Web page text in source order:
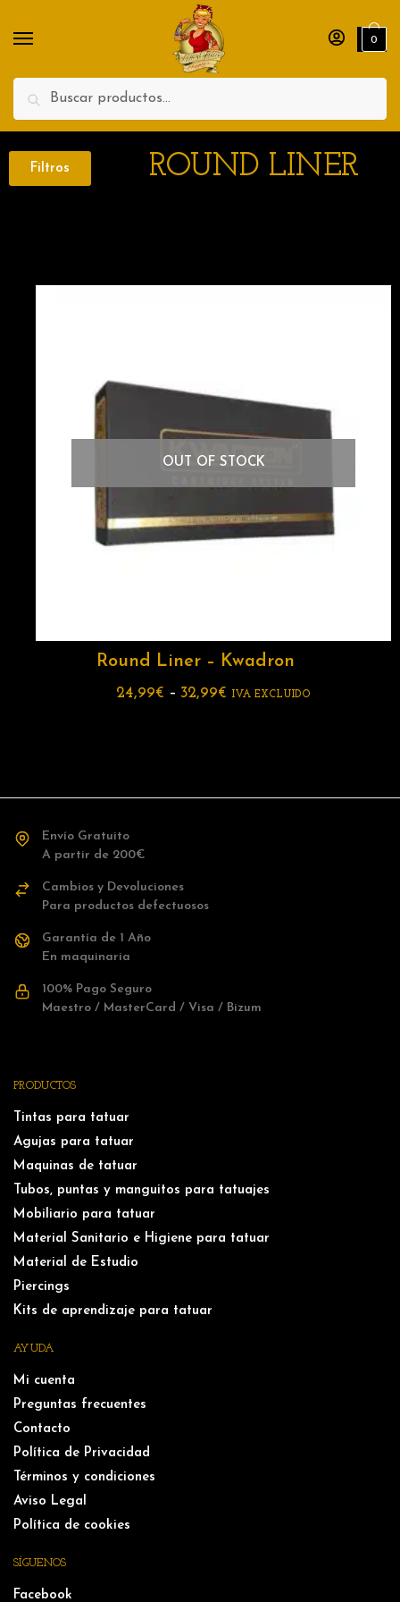
Search
0
Filtros ROUND LINER
OUT OF STOCK
Round Liner – Kwadron
24,99€ – 32,99€ IVA EXCLUIDO
Envío Gratuito
A partir de 200€
Cambios y Devoluciones
Para productos defectuosos
Garantía de 1 Año
En maquinaria
100% Pago Seguro
Maestro / MasterCard / Visa / Bizum
PRODUCTOS
Tintas para tatuar
Agujas para tatuar
Maquinas de tatuar
Tubos, puntas y manguitos para tatuajes
Mobiliario para tatuar
Material Sanitario e Higiene para tatuar
Material de Estudio
Piercings
Kits de aprendizaje para tatuar
AYUDA
Mi cuenta
Preguntas frecuentes
Contacto
Política de Privacidad
Términos y condiciones
Aviso Legal
Política de cookies
SÍGUENOS
Facebook